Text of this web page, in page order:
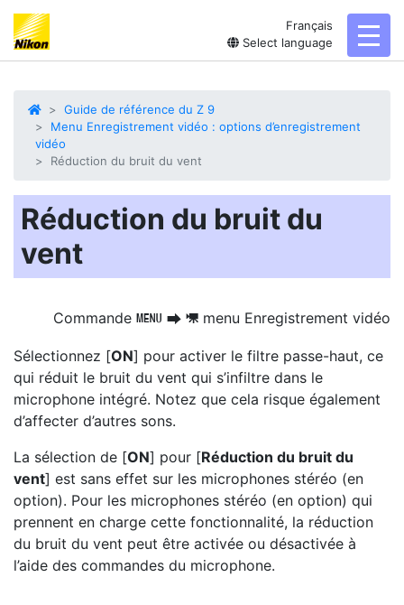
Français
Select language
Guide de référence du Z 9
Menu Enregistrement vidéo : options d’enregistrement
vidéo
Réduction du bruit du vent
Réduction du bruit du
vent
Commande G U 1 menu Enregistrement vidéo
Sélectionnez [ON] pour activer le filtre passe-haut, ce
qui réduit le bruit du vent qui s’infiltre dans le
microphone intégré. Notez que cela risque également
d’affecter d’autres sons.
La sélection de [ON] pour [Réduction du bruit du
vent] est sans effet sur les microphones stéréo (en
option). Pour les microphones stéréo (en option) qui
prennent en charge cette fonctionnalité, la réduction
du bruit du vent peut être activée ou désactivée à
l’aide des commandes du microphone.